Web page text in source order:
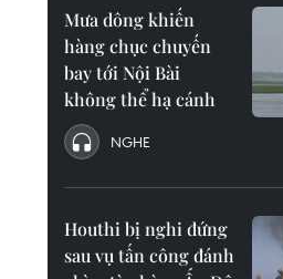
Mưa dông khiến
hàng chục chuyến
bay tới Nội Bài
không thể hạ cánh
NGHE
Houthi bị nghi đứng
sau vụ tấn công đánh